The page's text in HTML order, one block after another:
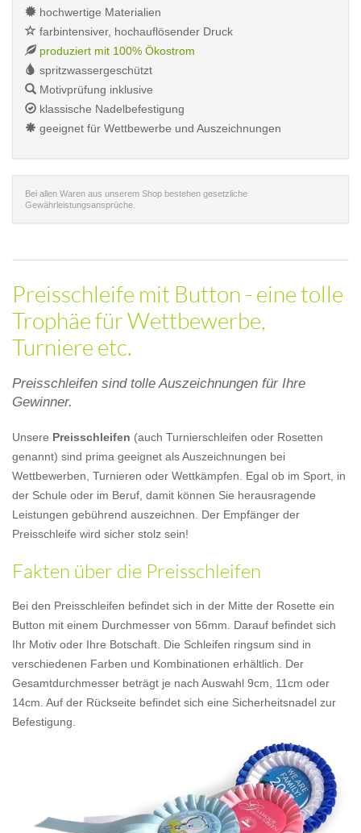
hochwertige Materialien
farbintensiver, hochauflösender Druck
produziert mit 100% Ökostrom
spritzwassergeschützt
Motivprüfung inklusive
klassische Nadelbefestigung
geeignet für Wettbewerbe und Auszeichnungen
Bei allen Waren aus unserem Shop bestehen gesetzliche
Gewährleistungsansprüche.
Preisschleife mit Button - eine tolle
Trophäe für Wettbewerbe,
Turniere etc.
Preisschleifen sind tolle Auszeichnungen für Ihre
Gewinner.
Unsere Preisschleifen (auch Turnierschleifen oder Rosetten
genannt) sind prima geeignet als Auszeichnungen bei
Wettbewerben, Turnieren oder Wettkämpfen. Egal ob im Sport, in
der Schule oder im Beruf, damit können Sie herausragende
Leistungen gebührend auszeichnen. Der Empfänger der
Preisschleife wird sicher stolz sein!
Fakten über die Preisschleifen
Bei den Preisschleifen befindet sich in der Mitte der Rosette ein
Button mit einem Durchmesser von 56mm. Darauf befindet sich
Ihr Motiv oder Ihre Botschaft. Die Schleifen ringsum sind in
verschiedenen Farben und Kombinationen erhältlich. Der
Gesamtdurchmesser beträgt je nach Auswahl 9cm, 11cm oder
14cm. Auf der Rückseite befindet sich eine Sicherheitsnadel zur
Befestigung.